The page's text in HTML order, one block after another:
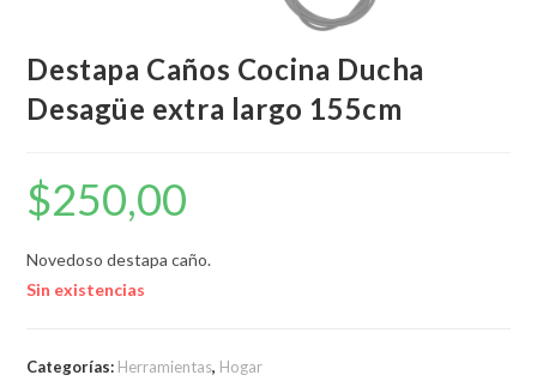
Destapa Caños Cocina Ducha
Desagüe extra largo 155cm
$250,00
Novedoso destapa caño.
Sin existencias
Categorías: Herramientas, Hogar